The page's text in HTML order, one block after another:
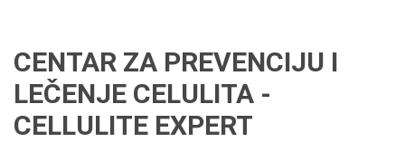
CENTAR ZA PREVENCIJU I
LEČENJE CELULITA -
CELLULITE EXPERT